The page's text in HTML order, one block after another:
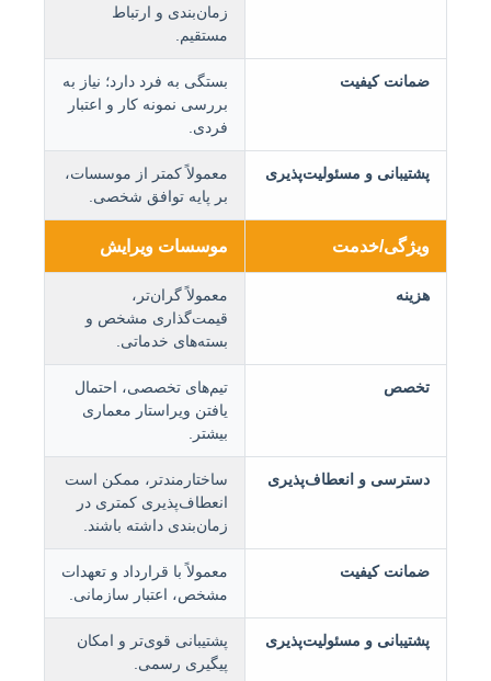
زمان‌بندی و ارتباط
مستقیم.
ضمانت کیفیت
بستگی به فرد دارد؛ نیاز به
بررسی نمونه کار و اعتبار
فردی.
پشتیبانی و مسئولیت‌پذیری
معمولاً کمتر از موسسات،
بر پایه توافق شخصی.
ویژگی/خدمت موسسات ویرایش
هزینه
معمولاً گران‌تر،
قیمت‌گذاری مشخص و
بسته‌های خدماتی.
تخصص
تیم‌های تخصصی، احتمال
یافتن ویراستار معماری
بیشتر.
دسترسی و انعطاف‌پذیری
ساختارمندتر، ممکن است
انعطاف‌پذیری کمتری در
زمان‌بندی داشته باشند.
ضمانت کیفیت
معمولاً با قرارداد و تعهدات
مشخص، اعتبار سازمانی.
پشتیبانی و مسئولیت‌پذیری
پشتیبانی قوی‌تر و امکان
پیگیری رسمی.